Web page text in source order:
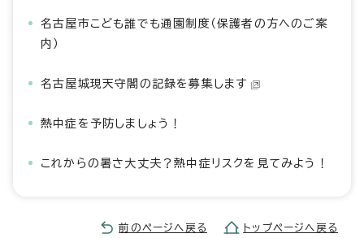
名古屋市こども誰でも通園制度（保護者の方へのご案
内）
名古屋城現天守閣の記録を募集します
熱中症を予防しましょう！
これからの暑さ大丈夫？熱中症リスクを見てみよう！
前のページへ戻る トップページへ戻る